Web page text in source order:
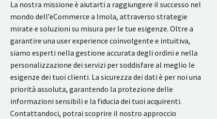
La nostra missione è aiutarti a raggiungere il successo nel
mondo dell’eCommerce a Imola, attraverso strategie
mirate e soluzioni su misura per le tue esigenze. Oltre a
garantire una user experience coinvolgente e intuitiva,
siamo esperti nella gestione accurata degli ordini e nella
personalizzazione dei servizi per soddisfare al meglio le
esigenze dei tuoi clienti. La sicurezza dei dati è per noi una
priorità assoluta, garantendo la protezione delle
informazioni sensibili e la fiducia dei tuoi acquirenti.
Contattandoci, potrai scoprire il nostro approccio